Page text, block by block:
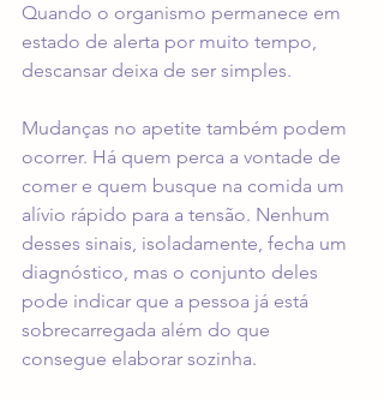
Quando o organismo permanece em
estado de alerta por muito tempo,
descansar deixa de ser simples.
Mudanças no apetite também podem
ocorrer. Há quem perca a vontade de
comer e quem busque na comida um
alívio rápido para a tensão. Nenhum
desses sinais, isoladamente, fecha um
diagnóstico, mas o conjunto deles
pode indicar que a pessoa já está
sobrecarregada além do que
consegue elaborar sozinha.